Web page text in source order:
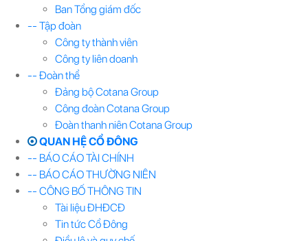
Ban Tổng giám đốc
-- Tập đoàn
Công ty thành viên
Công ty liên doanh
-- Đoàn thể
Đảng bộ Cotana Group
Công đoàn Cotana Group
Đoàn thanh niên Cotana Group
QUAN HỆ CỔ ĐÔNG
-- BÁO CÁO TÀI CHÍNH
-- BÁO CÁO THƯỜNG NIÊN
-- CÔNG BỐ THÔNG TIN
Tài liệu ĐHĐCĐ
Tin tức Cổ Đông